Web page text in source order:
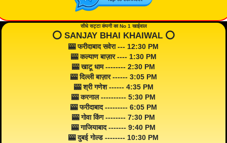
सीधे सट्टा कंपनी का No 1 खाईवाल
⭕️ SANJAY BHAI KHAIWAL ⭕️
🎰 फरीदाबाद सवेरा --- 12:30 PM
🎰 कल्याण बाज़ार ---- 1:30 PM
🎰 खाटू धाम -------- 2:30 PM
🎰 दिल्ली बाज़ार ------ 3:05 PM
🎰 श्री गणेश ------ 4:35 PM
🎰 करनाल ---------- 5:30 PM
🎰 फरीदाबाद --------- 6:05 PM
🎰 गोवा किंग -------- 7:30 PM
🎰 गाजियाबाद ------- 9:40 PM
🎰 दुबई गोल्ड -------- 10:30 PM